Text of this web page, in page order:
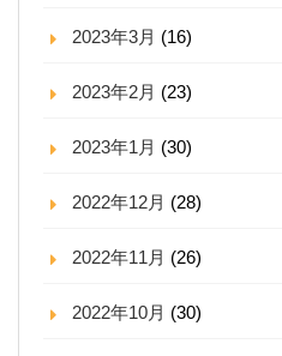
2023年3月 (16)
2023年2月 (23)
2023年1月 (30)
2022年12月 (28)
2022年11月 (26)
2022年10月 (30)